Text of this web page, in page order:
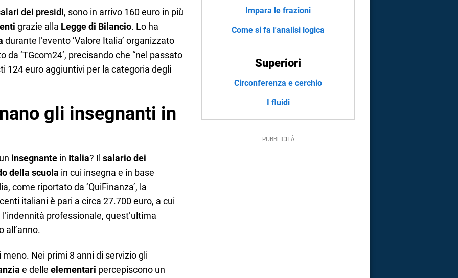
dei presidi, sono in arrivo 160 euro in più
grazie alla Legge di Bilancio. Lo ha
durante l’evento ‘Valore Italia’ organizzato
da ‘TGcom24’, precisando che “nel passato
124 euro aggiuntivi per la categoria degli
gli insegnanti in
insegnante in Italia? Il salario dei
della scuola in cui insegna e in base
come riportato da ‘QuiFinanza’, la
italiani è pari a circa 27.700 euro, a cui
professionale, quest’ultima
all’anno.
meno. Nei primi 8 anni di servizio gli
e delle elementari percepiscono un
Impara le frazioni
Come si fa l'analisi logica
Superiori
Circonferenza e cerchio
I fluidi